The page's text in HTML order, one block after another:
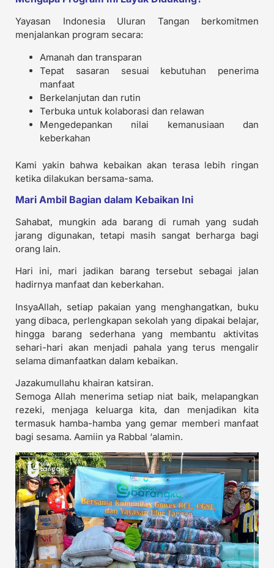
Yayasan Indonesia Uluran Tangan berkomitmen
menjalankan program secara:
Amanah dan transparan
Tepat sasaran sesuai kebutuhan penerima
manfaat
Berkelanjutan dan rutin
Terbuka untuk kolaborasi dan relawan
Mengedepankan nilai kemanusiaan dan
keberkahan
Kami yakin bahwa kebaikan akan terasa lebih ringan
ketika dilakukan bersama-sama.
Mari Ambil Bagian dalam Kebaikan Ini
Sahabat, mungkin ada barang di rumah yang sudah
jarang digunakan, tetapi masih sangat berharga bagi
orang lain.
Hari ini, mari jadikan barang tersebut sebagai jalan
hadirnya manfaat dan keberkahan.
InsyaAllah, setiap pakaian yang menghangatkan, buku
yang dibaca, perlengkapan sekolah yang dipakai belajar,
hingga barang sederhana yang membantu aktivitas
sehari-hari akan menjadi pahala yang terus mengalir
selama dimanfaatkan dalam kebaikan.
Jazakumullahu khairan katsiran.
Semoga Allah menerima setiap niat baik, melapangkan
rezeki, menjaga keluarga kita, dan menjadikan kita
termasuk hamba-hamba yang gemar memberi manfaat
bagi sesama. Aamiin ya Rabbal ‘alamin.